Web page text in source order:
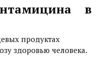
в
продуктах
здоровью человека.